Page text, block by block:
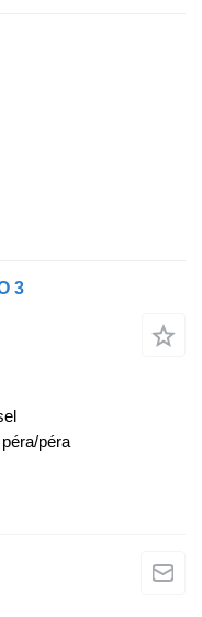
3
péra/péra